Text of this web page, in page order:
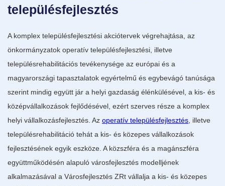
településfejlesztés
A komplex településfejlesztési akciótervek végrehajtása, az
önkormányzatok operatív településfejlesztési, illetve
településrehabilitációs tevékenysége az európai és a
magyarországi tapasztalatok egyértelmű és egybevágó tanúsága
szerint mindig együtt jár a helyi gazdaság élénkülésével, a kis- és
középvállalkozások fejlődésével, ezért szerves része a komplex
helyi vállalkozásfejlesztés. Az operatív településfejlesztés, illetve
településrehabilitáció tehát a kis- és közepes vállalkozások
fejlesztésének egyik eszköze. A közszféra és a magánszféra
együttműködésén alapuló városfejlesztés modelljének
alkalmazásával a Városfejlesztés ZRt vállalja a kis- és közepes